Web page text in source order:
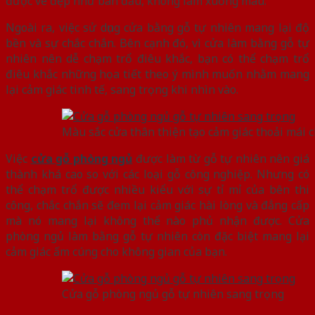
Ngoài ra, việc sử dụng cửa bằng gỗ tự nhiên mang lại độ
bền và sự chắc chắn. Bên cạnh đó, vì cửa làm bằng gỗ tự
nhiên nên dễ chạm trổ điêu khắc, bạn có thể chạm trổ
điêu khắc những họa tiết theo ý mình muốn nhằm mang
lại cảm giác tinh tế, sang trọng khi nhìn vào.
Màu sắc cửa thân thiện tạo cảm giác thoải mái
Việc cửa gỗ phòng ngủ được làm từ gỗ tự nhiên nên giá
thành khá cao so với các loại gỗ công nghiệp. Nhưng có
thể chạm trổ được nhiều kiểu với sự tỉ mỉ của bên thi
công, chắc chắn sẽ đem lại cảm giác hài lòng và đẳng cấp
mà nó mang lại không thể nào phủ nhận được. Cửa
phòng ngủ làm bằng gỗ tự nhiên còn đặc biệt mang lại
cảm giác ấm cúng cho không gian của bạn.
Cửa gỗ phòng ngủ gỗ tự nhiên sang trọng